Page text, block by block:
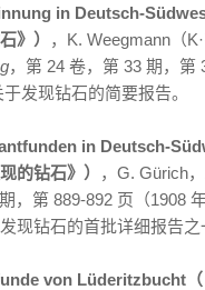
in Deutsch-
》）
，K. Weegmann（
，第 24 卷，第 33 期，第
发现钻石的简要报告。
in Deutsch-
的钻石》）
，G. Gürich，
，第 889-892 页（1908
现钻石的首批详细报告之
von Lüderitzbucht（